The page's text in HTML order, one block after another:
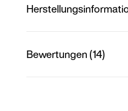
Bewertungen (14)